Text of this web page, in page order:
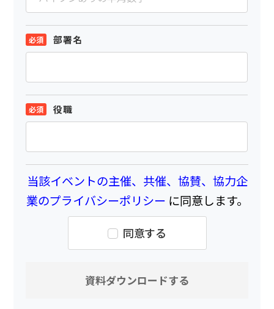
部署名
役職
当該イベントの主催、共催、協賛、協力企
業のプライバシーポリシー に同意します。
同意する